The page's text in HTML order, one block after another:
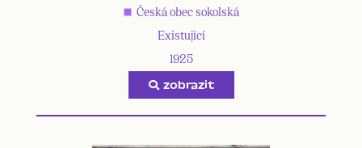
Česká obec sokolská
Existující
1925
zobrazit